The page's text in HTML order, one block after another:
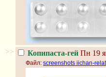
>> Копипаста-гей Пн 19
Файл: screenshots iichan-